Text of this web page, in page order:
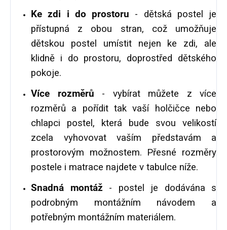
Ke zdi i do prostoru - dětská postel je
přístupná z obou stran, což umožňuje
dětskou postel umístit nejen ke zdi, ale
klidně i do prostoru, doprostřed dětského
pokoje.
Více rozměrů - vybírat můžete z více
rozměrů a pořídit tak vaší holčičce nebo
chlapci postel, která bude svou velikostí
zcela vyhovovat vaším představám a
prostorovým možnostem. Přesné rozměry
postele i matrace najdete v tabulce níže.
Snadná montáž - postel je dodávána s
podrobným montážním návodem a
potřebným montážním materiálem.